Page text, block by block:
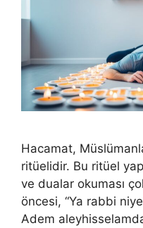
Hacamat,
ritüelidir. Bu ritüel
ve dualar okuması
öncesi, “Ya rabbi
Adem